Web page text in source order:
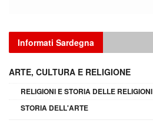
Informati Sardegna
ARTE, CULTURA E RELIGIONE
RELIGIONI E STORIA DELLE RELIGIONI
STORIA DELL'ARTE